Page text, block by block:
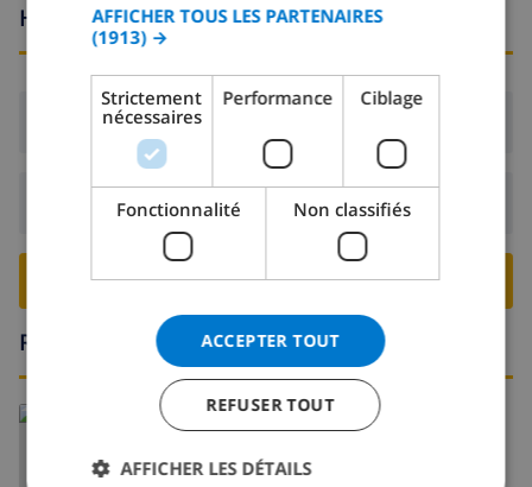
Heures d'arrivée et de départ
Arrivée:
Départ: Avant: 10:00
RESERVER CETTE VILLA ›
Région
DANISH
AFFICHER TOUS LES PARTENAIRES
(1913) →
Strictement
nécessaires
Performance Ciblage
Fonctionnalité Non classifiés
ACCEPTER TOUT
REFUSER TOUT
AFFICHER LES DÉTAILS